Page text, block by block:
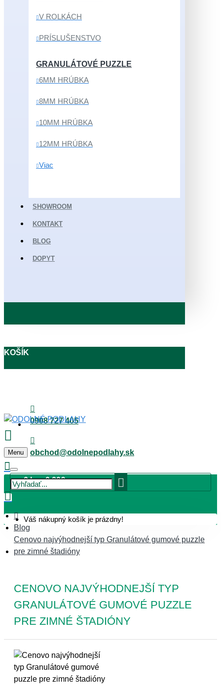
V ROLKÁCH
PRÍSLUŠENSTVO
GRANULÁTOVÉ PUZZLE
6MM HRÚBKA
8MM HRÚBKA
10MM HRÚBKA
12MM HRÚBKA
Viac
SHOWROOM
KONTAKT
BLOG
DOPYT
KOŠÍK
0908 727 405
obchod@odolnepodlahy.sk
Menu
0 ks - 0,00€
Váš nákupný košík je prázdny!
Blog
Cenovo najvýhodnejší typ Granulátové gumové puzzle
pre zimné štadióny
CENOVO NAJVÝHODNEJŠÍ TYP
GRANULÁTOVÉ GUMOVÉ PUZZLE
PRE ZIMNÉ ŠTADIÓNY